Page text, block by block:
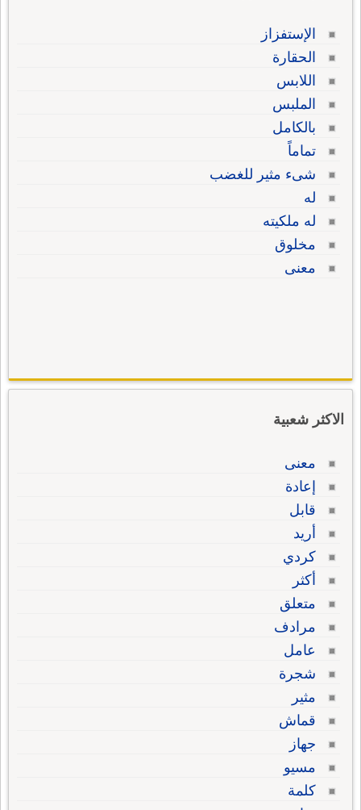
الإستفزاز
الحقارة
اللابس
الملبس
بالكامل
تماماً
شىء مثير للغضب
له
له ملكيته
مخلوق
معنى
الاكثر شعبية
معنى
إعادة
قابل
أريد
كردي
أكثر
متعلق
مرادف
عامل
شجرة
مثير
قماش
جهاز
مسيو
كلمة